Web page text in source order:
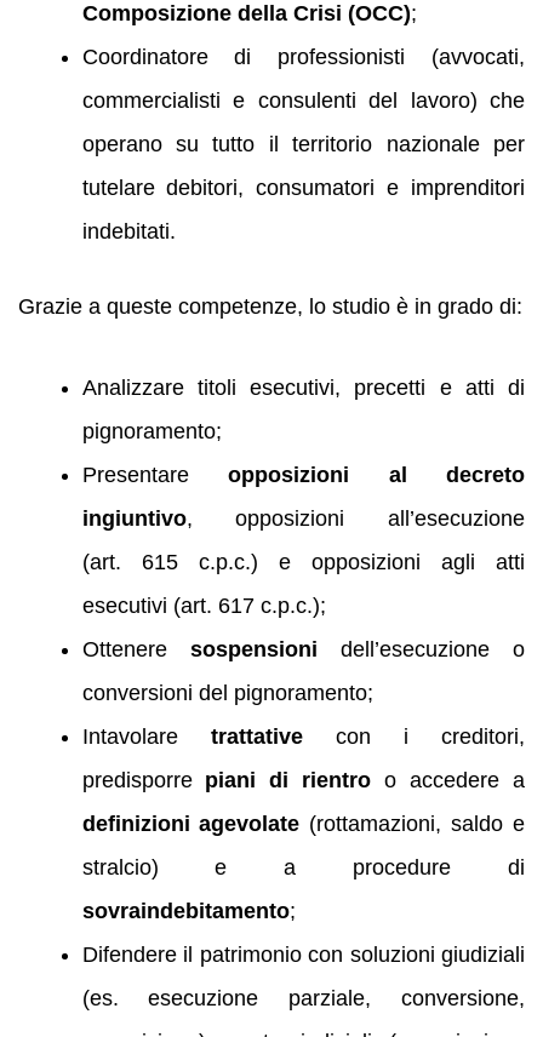
Composizione della Crisi (OCC);
Coordinatore di professionisti (avvocati,
commercialisti e consulenti del lavoro) che
operano su tutto il territorio nazionale per
tutelare debitori, consumatori e imprenditori
indebitati.
Grazie a queste competenze, lo studio è in grado di:
Analizzare titoli esecutivi, precetti e atti di
pignoramento;
Presentareopposizioni al decreto
ingiuntivo, opposizioni all’esecuzione
(art. 615 c.p.c.) e opposizioni agli atti
esecutivi (art. 617 c.p.c.);
Ottenere sospensioni dell’esecuzione o
conversioni del pignoramento;
Intavolare trattativecon i creditori,
predisporre piani di rientro o accedere a
definizioni agevolate (rottamazioni, saldo e
stralcio) e a procedure di
sovraindebitamento;
Difendere il patrimonio con soluzioni giudiziali
(es. esecuzione parziale, conversione,